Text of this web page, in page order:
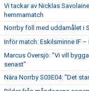
Vi tackar av Nicklas
hemmamatch
Norrby föll med uddamålet i
Inför match: Eskilsminne IF –
Marcus Översjö: "Vi vill
senast"
Nära Norrby S03E04: "Det